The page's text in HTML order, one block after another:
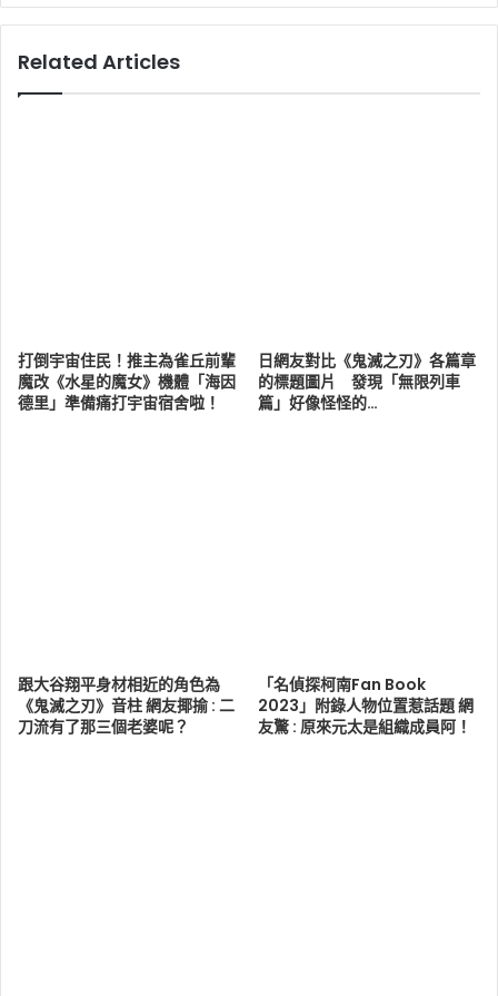
Related Articles
打倒宇宙住民！推主為雀丘前輩
魔改《水星的魔女》機體「海因
德里」準備痛打宇宙宿舍啦！
日網友對比《鬼滅之刃》各篇章
的標題圖片 發現「無限列車
篇」好像怪怪的…
跟大谷翔平身材相近的角色為
《鬼滅之刃》音柱 網友揶揄 : 二
刀流有了那三個老婆呢？
「名偵探柯南Fan Book
2023」附錄人物位置惹話題 網
友驚 : 原來元太是組織成員阿！